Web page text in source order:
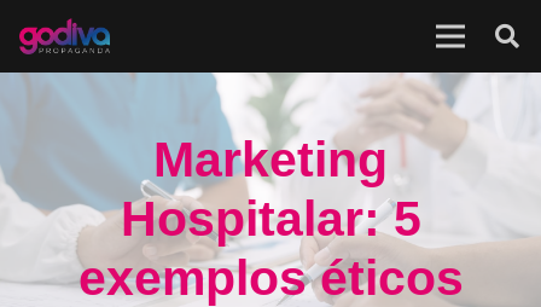
Marketing
Hospitalar: 5
exemplos éticos